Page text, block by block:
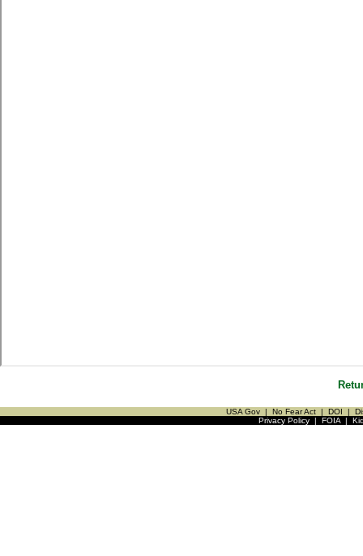
USA Gov | No Fear Act | DOI |
Privacy Policy| FOIA|